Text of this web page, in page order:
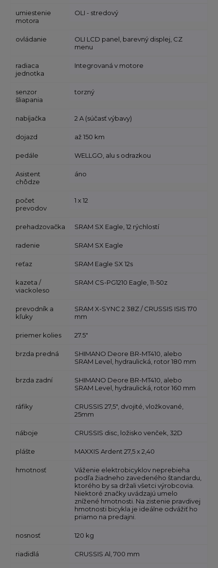
umiestenie
motora
OLI - stredový
ovládanie
OLI LCD panel, barevný displej, CZ
menu
radiaca
jednotka
Integrovaná v motore
senzor
šliapania
torzný
nabíjačka 2 A (súčasť výbavy)
dojazd až 150 km
pedále WELLGO, alu s odrazkou
Asistent
chôdze
áno
počet
prevodov
1 x 12
prehadzovačka SRAM SX Eagle, 12 rýchlostí
radenie SRAM SX Eagle
reťaz SRAM Eagle SX 12s
kazeta /
viackoleso
SRAM CS-PG1210 Eagle, 11-50z
prevodník a
kľuky
SRAM X-SYNC 2 38Z / CRUSSIS ISIS 170
mm
priemer kolies 27.5"
brzda predná
SHIMANO Deore BR-MT410, alebo
SRAM Level, hydraulická, rotor 180 mm
brzda zadní
SHIMANO Deore BR-MT410, alebo
SRAM Level, hydraulická, rotor 160 mm
ráfiky
CRUSSIS 27,5", dvojité, vložkované,
25mm
náboje CRUSSIS disc, ložisko venček, 32D
plášte MAXXIS Ardent 27,5 x 2,40
hmotnosť
Váženie elektrobicyklov neprebieha
podľa žiadneho zavedeného štandardu,
ktorého by sa držali všetci výrobcovia.
Niektoré značky uvádzajú umelo
znížené hmotnosti. Na zistenie pravdivej
hmotnosti bicykla je ideálne odvážiť ho
priamo na predajni.
nosnosť 120 kg
riadidlá CRUSSIS Al, 700 mm